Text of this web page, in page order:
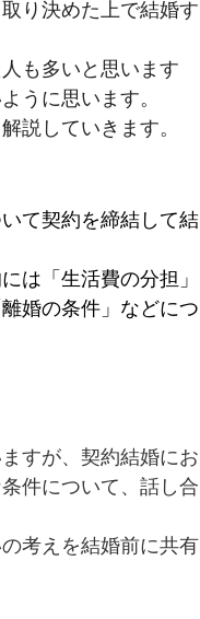
り決めた上で結婚す
も多いと思います
うに思います。
説していきます。
て契約を締結して結
は「生活費の分担」
婚の条件」などにつ
すが、契約結婚にお
件について、話し合
考えを結婚前に共有